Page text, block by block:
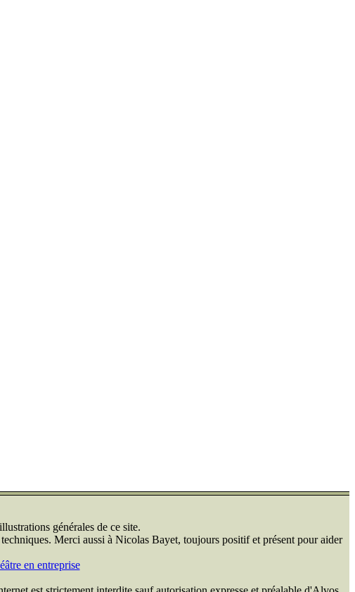
générales de ce site.
Merci aussi à Nicolas Bayet, toujours positif et présent pour aider
en entreprise